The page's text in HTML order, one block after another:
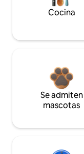
Cocina
Se admiten
mascotas